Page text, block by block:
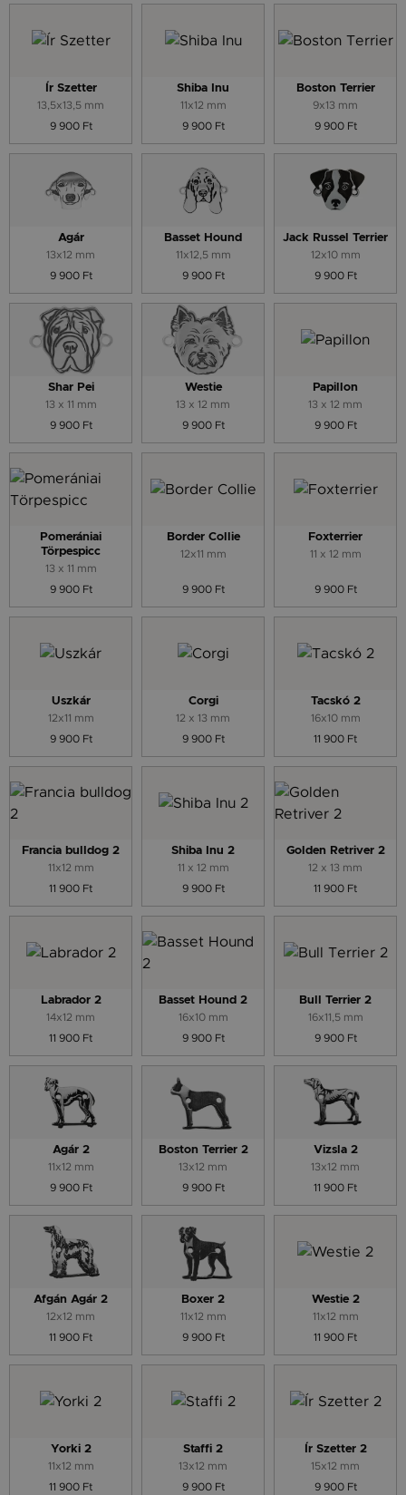
Ír Szetter
13,5x13,5 mm
9 900 Ft
Shiba Inu
11x12 mm
9 900 Ft
Boston Terrier
9x13 mm
9 900 Ft
Agár
13x12 mm
9 900 Ft
Basset Hound
11x12,5 mm
9 900 Ft
Jack Russel Terrier
12x10 mm
9 900 Ft
Shar Pei
13 x 11 mm
9 900 Ft
Westie
13 x 12 mm
9 900 Ft
Papillon
13 x 12 mm
9 900 Ft
Pomerániai
Törpespicc
13 x 11 mm
9 900 Ft
Border Collie
12x11 mm
9 900 Ft
Foxterrier
11 x 12 mm
9 900 Ft
Uszkár
12x11 mm
9 900 Ft
Corgi
12 x 13 mm
9 900 Ft
Tacskó 2
16x10 mm
11 900 Ft
Francia bulldog 2
11x12 mm
11 900 Ft
Shiba Inu 2
11 x 12 mm
9 900 Ft
Golden Retriver 2
12 x 13 mm
11 900 Ft
Labrador 2
14x12 mm
11 900 Ft
Basset Hound 2
16x10 mm
9 900 Ft
Bull Terrier 2
16x11,5 mm
9 900 Ft
Agár 2
11x12 mm
9 900 Ft
Boston Terrier 2
13x12 mm
9 900 Ft
Vizsla 2
13x12 mm
11 900 Ft
Afgán Agár 2
12x12 mm
11 900 Ft
Boxer 2
11x12 mm
9 900 Ft
Westie 2
11x12 mm
11 900 Ft
Yorki 2
11x12 mm
11 900 Ft
Staffi 2
13x12 mm
9 900 Ft
Ír Szetter 2
15x12 mm
9 900 Ft